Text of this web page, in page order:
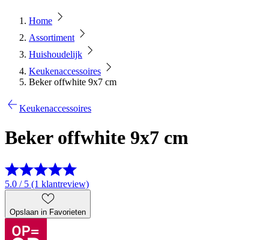
Home
Assortiment
Huishoudelijk
Keukenaccessoires
Beker offwhite 9x7 cm
Keukenaccessoires
Beker offwhite 9x7 cm
5.0 / 5 (1 klantreview)
Opslaan in Favorieten